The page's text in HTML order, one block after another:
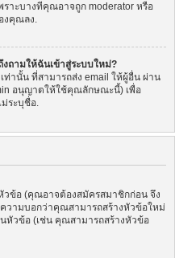
าะบางทีคุณอาจถูก moderator หรือ
งคุณลง.
ถามให้ฉันเข้าสู่ระบบใหม่?
านั้น ที่สามารถส่ง email ให้ผู้อื่น ผ่าน
อนุญาตให้ใช้คุณลักษณะนี้) เพื่อ
ระบุชื่อ.
ข้อ (คุณอาจต้องสมัครสมาชิกก่อน จึง
วามบอกว่าคุณสามารถสร้างหัวข้อใหม่
หัวข้อ (เช่น คุณสามารถสร้างหัวข้อ